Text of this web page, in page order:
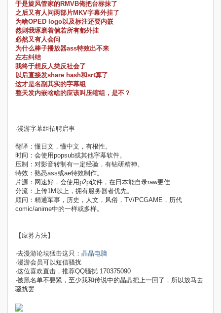
于是旋风管家的RMVB俺把台标抹了
之后又有人问两部片MKV字幕外挂了
为啥OPED logo以及标注还要内嵌
然则我琢磨着倘若所有都外挂
必然又有人会问
为什么棒子播放器ass特效出不来
左右纠结
我终于想反人类反社会了
以后直接发share hash和srt算了
这才是名副其实的字幕组
整天发内嵌啥啥的应该叫压缩组，是不？
·漫游字幕组招聘启事
翻译：懂日文，懂中文，有根性。
时间：会使用popsub或其他字幕软件。
压制：对影音转制有一定经验，有钻研精神。
特效：熟悉ass或ae特效制作。
片源：网速好，会使用p2p软件，在日本能自录raw更佳
分流：上传1M以上，拥有服务器者优先。
顾问：精通军事，历史，人文，风俗，TV/PCGAME，历代
comic/anime中的一样或多样。
【应募方法】
·去漫游论坛猛击这只： 晶晶电脑
·漫游会员可以短信骚扰
·这位喜欢直击，推荐QQ骚扰 170375090
·被黑名单不要紧，至少我和传说中的晶晶把上一回了，所以放马去
骚扰罢